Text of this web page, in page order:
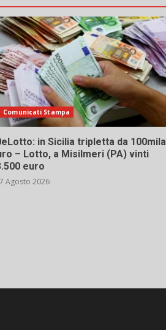
Comunicati Stampa
in Sicilia tripletta da 100mila
– Lotto, a Misilmeri (PA) vinti
euro
7 Agosto 2026